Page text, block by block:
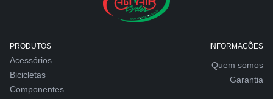
PRODUTOS
Acessórios
Bicicletas
Componentes
INFORMAÇÕES
Quem somos
Garantia